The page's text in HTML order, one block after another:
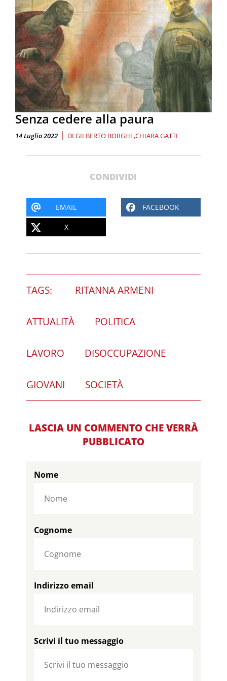
Senza cedere alla paura
14 Luglio 2022 | DI GILBERTO BORGHI CHIARA GATTI
CONDIVIDI
EMAIL FACEBOOK
X
TAGS: RITANNA ARMENI
ATTUALITÀ POLITICA
LAVORO DISOCCUPAZIONE
GIOVANI SOCIETÀ
LASCIA UN COMMENTO CHE VERRÀ
PUBBLICATO
Nome
Cognome
Indirizzo email
Scrivi il tuo messaggio